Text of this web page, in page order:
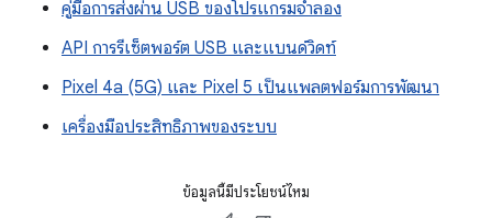
คู่มือการส่งผ่าน USB ของโปรแกรมจำลอง
API การรีเซ็ตพอร์ต USB และแบนด์วิดท์
Pixel 4a (5G) และ Pixel 5 เป็นแพลตฟอร์มการพัฒนา
เครื่องมือประสิทธิภาพของระบบ
ข้อมูลนี้มีประโยชน์ไหม